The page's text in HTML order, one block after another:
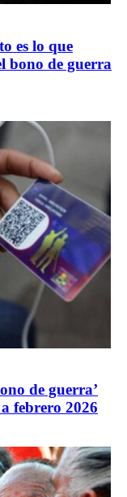
es lo que
bono de guerra
de guerra’
febrero 2026